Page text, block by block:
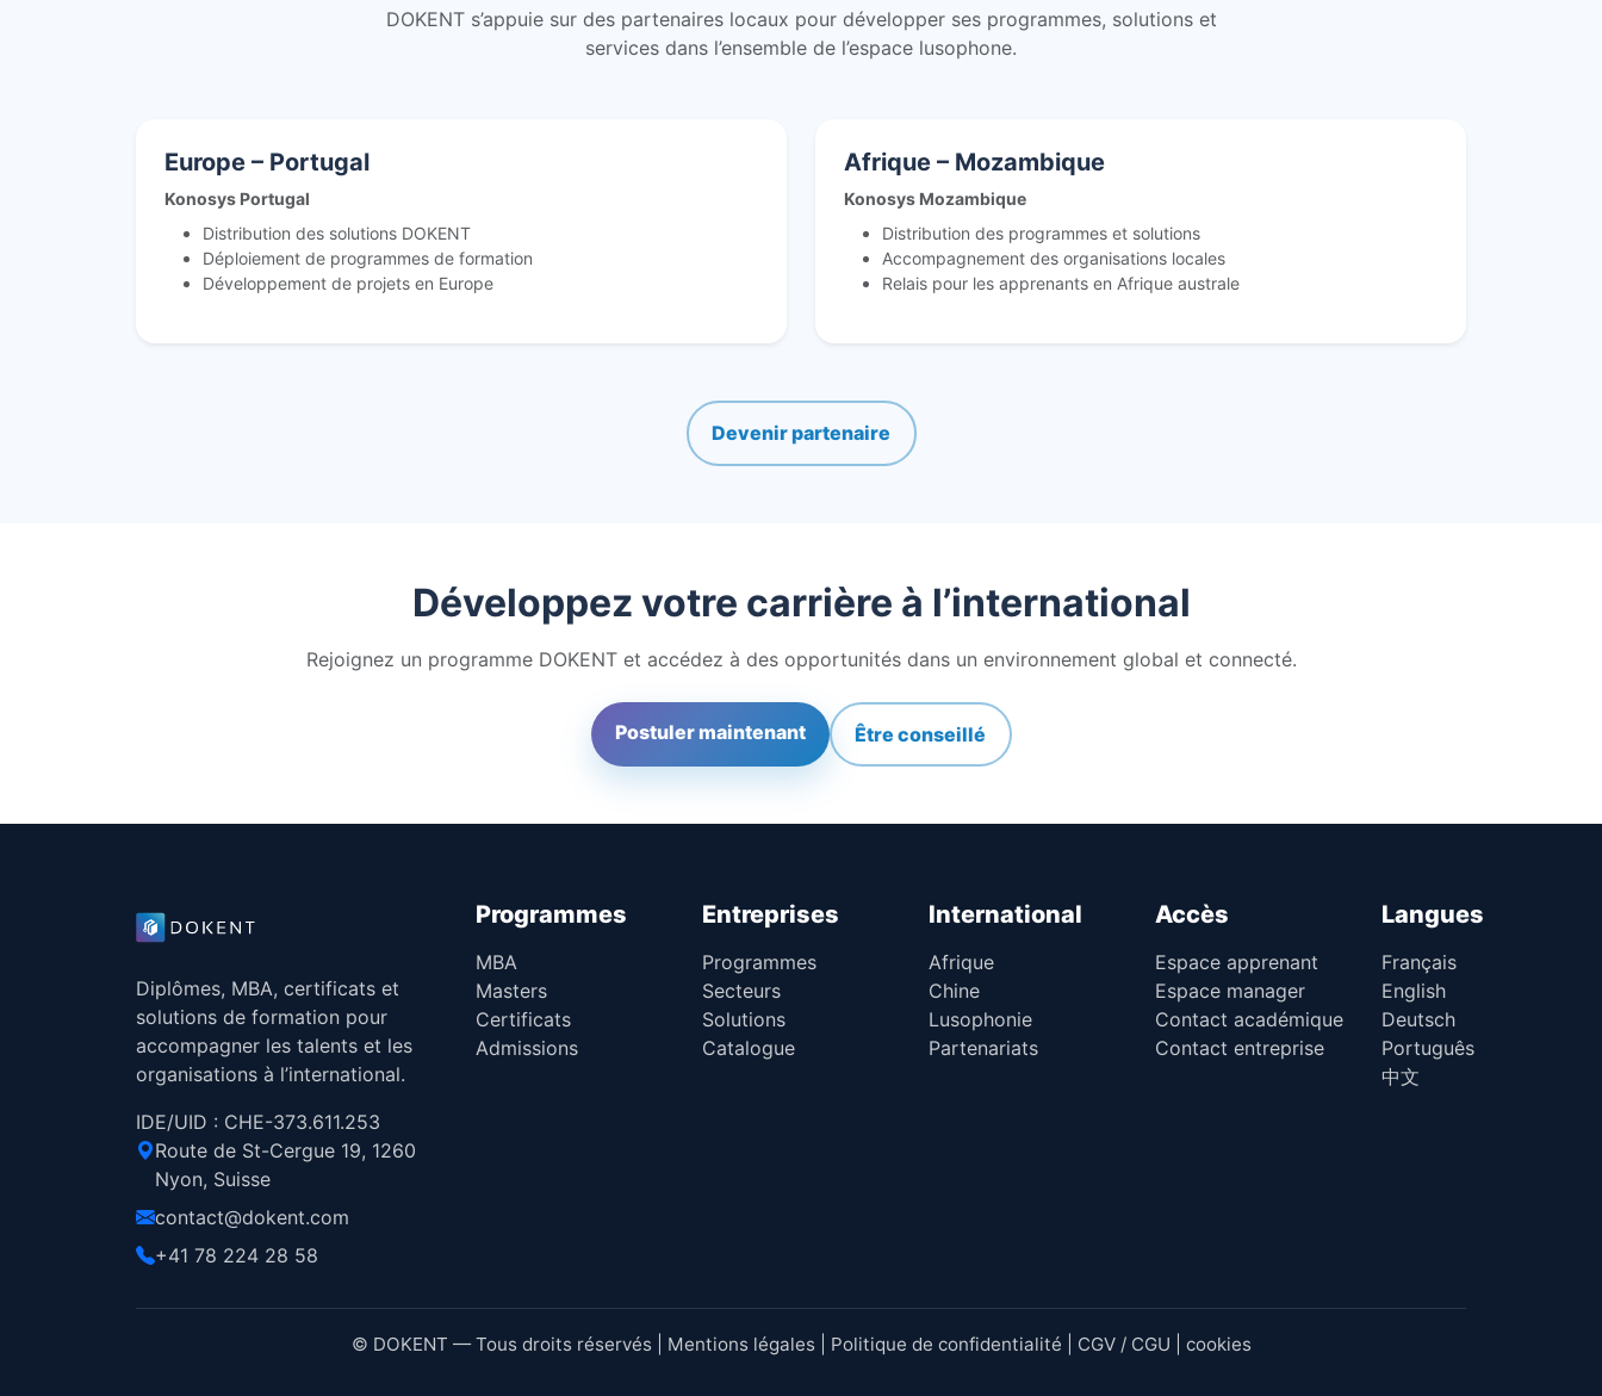
DOKENT s’appuie sur des partenaires locaux pour développer ses programmes, solutions et
services dans l’ensemble de l’espace lusophone.
Europe – Portugal
Konosys Portugal
Distribution des solutions DOKENT
Déploiement de programmes de formation
Développement de projets en Europe
Afrique – Mozambique
Konosys Mozambique
Distribution des programmes et solutions
Accompagnement des organisations locales
Relais pour les apprenants en Afrique australe
Devenir partenaire
Développez votre carrière à l’international
Rejoignez un programme DOKENT et accédez à des opportunités dans un environnement global et connecté.
Postuler maintenant Être conseillé
Diplômes, MBA, certificats et
solutions de formation pour
accompagner les talents et les
organisations à l’international.
IDE/UID : CHE-373.611.253
Route de St-Cergue 19, 1260
Nyon, Suisse
contact@dokent.com
+41 78 224 28 58
Programmes
MBA
Masters
Certificats
Admissions
Entreprises
Programmes
Secteurs
Solutions
Catalogue
International
Afrique
Chine
Lusophonie
Partenariats
Accès
Espace apprenant
Espace manager
Contact académique
Contact entreprise
Langues
Français
English
Deutsch
Português
中文
© DOKENT — Tous droits réservés | Mentions légales Politique de confidentialité CGV / CGU cookies